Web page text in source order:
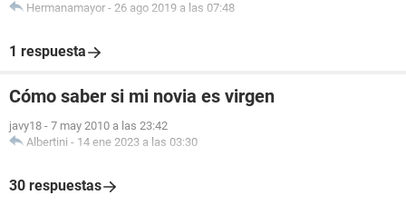
Hermanamayor - 26 ago 2019 a las 07:48
1 respuesta
Cómo saber si mi novia es virgen
javy18 - 7 may 2010 a las 23:42
Albertini - 14 ene 2023 a las 03:30
30 respuestas